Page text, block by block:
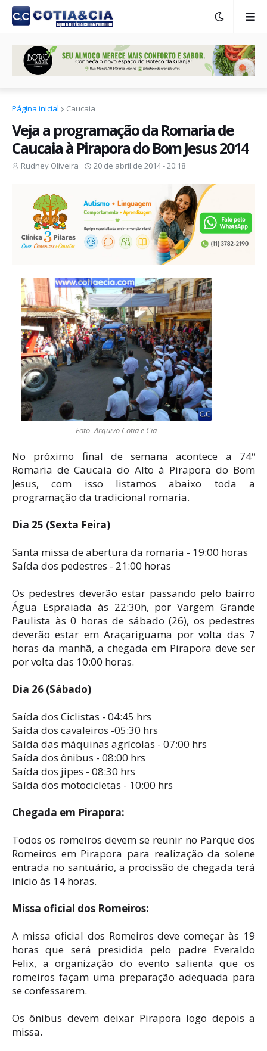
Página inicial Caucaia
Veja a programação da Romaria de
Caucaia à Pirapora do Bom Jesus 2014
Rudney Oliveira 20 de abril de 2014 - 20:18
Foto- Arquivo Cotia e Cia
No próximo final de semana acontece a 74º
Romaria de Caucaia do Alto à Pirapora do Bom
Jesus, com isso listamos abaixo toda a
programação da tradicional romaria.
Dia 25 (Sexta Feira)
Santa missa de abertura da romaria - 19:00 horas
Saída dos pedestres - 21:00 horas
Os pedestres deverão estar passando pelo bairro
Água Espraiada às 22:30h, por Vargem Grande
Paulista às 0 horas de sábado (26), os pedestres
deverão estar em Araçariguama por volta das 7
horas da manhã, a chegada em Pirapora deve ser
por volta das 10:00 horas.
Dia 26 (Sábado)
Saída dos Ciclistas - 04:45 hrs
Saída dos cavaleiros -05:30 hrs
Saída das máquinas agrícolas - 07:00 hrs
Saída dos ônibus - 08:00 hrs
Saída dos jipes - 08:30 hrs
Saída dos motocicletas - 10:00 hrs
Chegada em Pirapora:
Todos os romeiros devem se reunir no Parque dos
Romeiros em Pirapora para realização da solene
entrada no santuário, a procissão de chegada terá
inicio às 14 horas.
Missa oficial dos Romeiros:
A missa oficial dos Romeiros deve começar às 19
horas que será presidida pelo padre Everaldo
Felix, a organização do evento salienta que os
romeiros façam uma preparação adequada para
se confessarem.
Os ônibus devem deixar Pirapora logo depois a
missa.